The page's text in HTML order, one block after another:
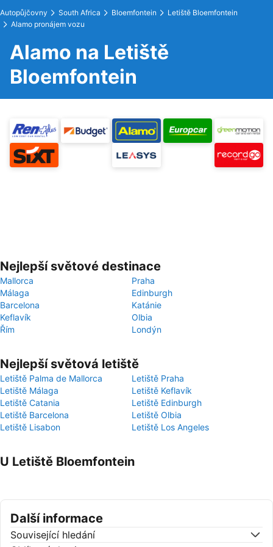
Autopůjčovny South Africa Bloemfontein
Letiště Bloemfontein
Alamo pronájem vozu
Alamo na Letiště
Bloemfontein
Nejlepší světové destinace
Mallorca
Praha
Málaga
Edinburgh
Barcelona
Katánie
Keflavík
Olbia
Řím
Londýn
Nejlepší světová letiště
Letiště Palma de Mallorca
Letiště Praha
Letiště Málaga
Letiště Keflavík
Letiště Catania
Letiště Edinburgh
Letiště Barcelona
Letiště Olbia
Letiště Lisabon
Letiště Los Angeles
U Letiště Bloemfontein
Další informace
Související hledání